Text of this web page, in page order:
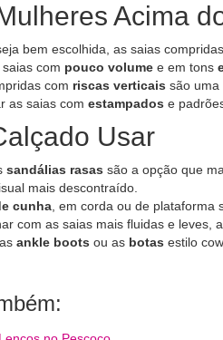
Acima
bem escolhida, as saias
com pouco volume e em tons
com riscas verticais são uma
as saias com estampados e
Usar
sandálias rasas são a opção que
mais descontraído.
cunha , em corda ou de
com as saias mais fluidas e leves,
ankle boots ou as botas estilo